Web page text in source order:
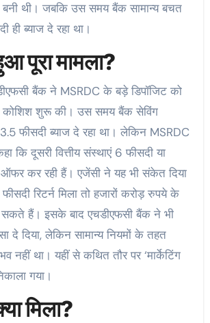
बनी थी। जबकि उस समय बैंक सामान्य बचत
ही ब्याज दे रहा था।
पूरा मामला?
बैंक ने MSRDC के बड़े डिपॉजिट को
कोशिश शुरू की। उस समय बैंक सेविंग
फीसदी ब्याज दे रहा था। लेकिन MSRDC
कि दूसरी वित्तीय संस्थाएं 6 फीसदी या
ऑफर कर रही हैं। एजेंसी ने यह भी संकेत दिया
रिटर्न मिला तो हजारों करोड़ रुपये के
हैं। इसके बाद एचडीएफसी बैंक ने भी
दे दिया, लेकिन सामान्य नियमों के तहत
नहीं था। यहीं से कथित तौर पर ‘मार्केटिंग
गया।
मिला?